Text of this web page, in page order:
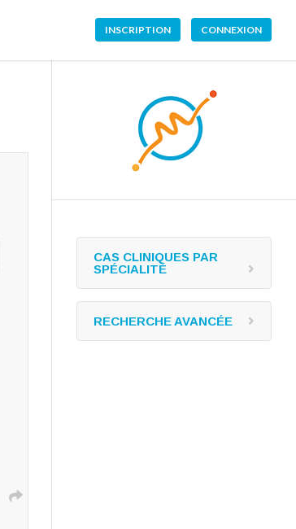
INSCRIPTION CONNEXION
CAS CLINIQUES PAR
SPÉCIALITÉ
RECHERCHE AVANCÉE